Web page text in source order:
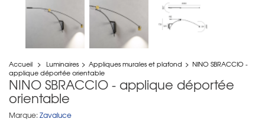
Accueil > Luminaires > Appliques murales et plafond > NINO SBRACCIO -
applique déportée orientable
NINO SBRACCIO - applique déportée
orientable
Marque: Zavaluce